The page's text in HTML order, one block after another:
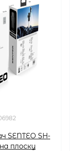
SH-
плоску